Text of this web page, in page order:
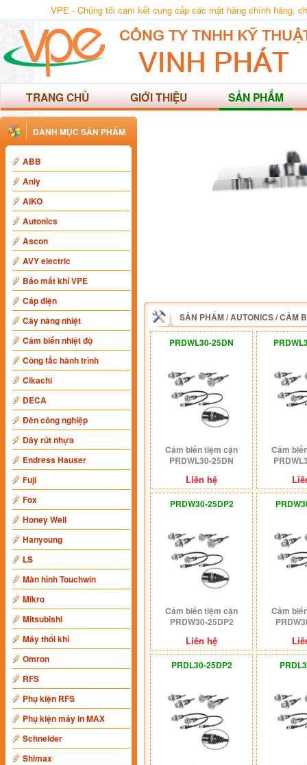
VPE - Chúng tôi cam kết cung cấp các mặt hàng chính hãng,
TRANG CHỦ GIỚI THIỆU SẢN PHẨM
DANH MỤC SẢN PHẨM
ABB
Anly
AIKO
Autonics
Ascon
AVY electric
Báo mất khí VPE
Cáp điện
Cây nâng nhiệt
Cảm biến nhiệt độ
Công tắc hành trình
Cikachi
DECA
Đèn công nghiệp
Dây rút nhựa
Endress Hauser
Fuji
Fox
Honey Well
Hanyoung
LS
Màn hình Touchwin
Mikro
Mitsubishi
Máy thổi khí
Omron
RFS
Phụ kiện RFS
Phụ kiện máy in MAX
Schneider
Shimax
SẢN PHẨM/AUTONICS/CẢM
PRDWL30-25DN
Cảm biến tiệm cận
PRDWL30-25DN
Liên hệ
Cảm
PRDW30-25DP2
Cảm biến tiệm cận
PRDW30-25DP2
Liên hệ
Cảm
PRDL30-25DP2